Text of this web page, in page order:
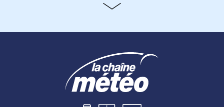
Alpes jusqu’à l’Adriatique. Sa capitale est
devenue très touristique depuis une quinzaine d’années,
les villes les plus visitées s’appellent
Plus de neuf millions de personnes transitent chaque
année par le pays.